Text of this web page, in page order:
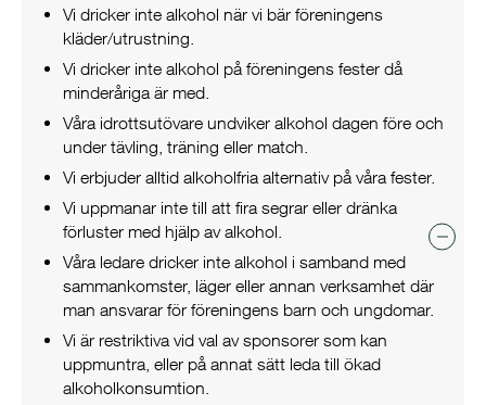
Vi dricker inte alkohol när vi bär föreningens
kläder/utrustning.
Vi dricker inte alkohol på föreningens fester då
minderåriga är med.
Våra idrottsutövare undviker alkohol dagen före och
under tävling, träning eller match.
Vi erbjuder alltid alkoholfria alternativ på våra fester.
Vi uppmanar inte till att fira segrar eller dränka
förluster med hjälp av alkohol.
Våra ledare dricker inte alkohol i samband med
sammankomster, läger eller annan verksamhet där
man ansvarar för föreningens barn och ungdomar.
Vi är restriktiva vid val av sponsorer som kan
uppmuntra, eller på annat sätt leda till ökad
alkoholkonsumtion.